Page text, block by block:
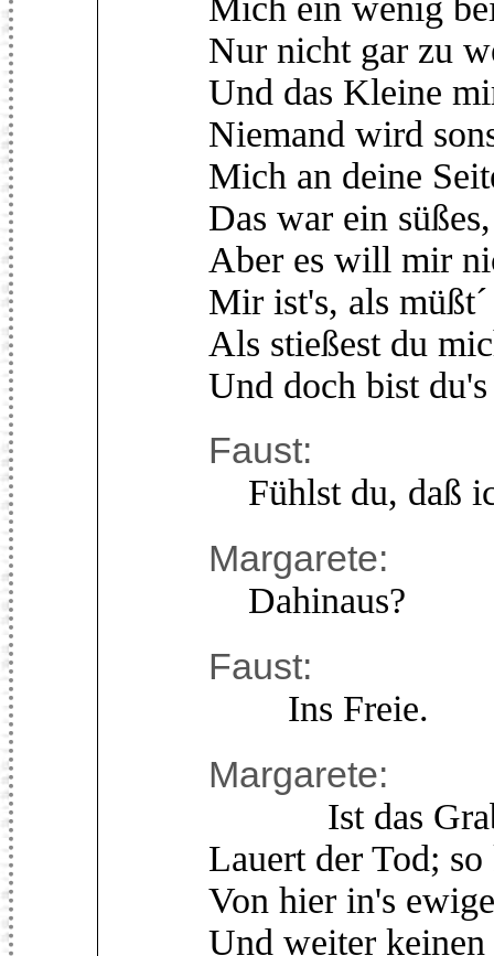
Nur nicht gar zu
Und das Kleine
Niemand wird
Mich an deine
Das war ein
Aber es will mir
Mir ist's, als
Als stießest du
Und doch bist
Faust:
Fühlst du, daß
Margarete:
Dahinaus?
Faust:
Ins Freie.
Margarete:
Ist das Grab
Lauert der Tod;
Von hier in's
Und weiter